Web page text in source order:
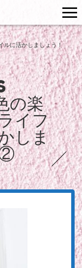
ルに活かしましょう！
の楽
イフ
しま
②